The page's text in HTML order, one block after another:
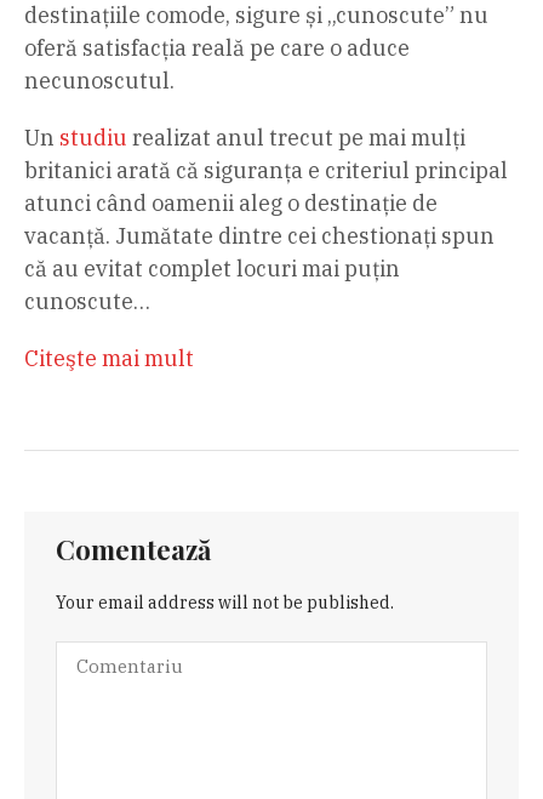
destinațiile comode, sigure și „cunoscute” nu
oferă satisfacția reală pe care o aduce
necunoscutul.
Un studiu realizat anul trecut pe mai mulți
britanici arată că siguranța e criteriul principal
atunci când oamenii aleg o destinație de
vacanță. Jumătate dintre cei chestionați spun
că au evitat complet locuri mai puțin
cunoscute…
Citeşte mai mult
Comentează
Your email address will not be published.